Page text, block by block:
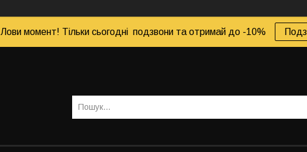
Лови момент! Тільки сьогодні подзвони та отримай до -10%